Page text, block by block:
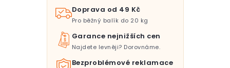
Doprava od 49 Kč
Pro běžný balík do 20 kg
Garance nejnižších cen
Najdete levněji? Dorovnáme.
Bezproblémové reklamace